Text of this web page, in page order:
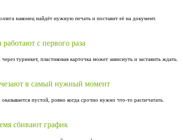
наконец найдёт нужную печать и поставит её на документ.
с первого раза
турникет, пластиковая карточка может зависнуть и заставить ждать.
в самый нужный момент
пустой, ровно когда срочно нужно что-то распечатать.
сбивают график